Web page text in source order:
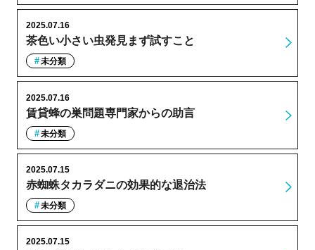
茶色い小さい虫発見まず試すこと
2025.07.16
未分類
賃貸蜂の巣問題専門家からの助言
2025.07.16
未分類
赤蜘蛛タカラダニの効果的な退治法
2025.07.15
未分類
2025.07.15